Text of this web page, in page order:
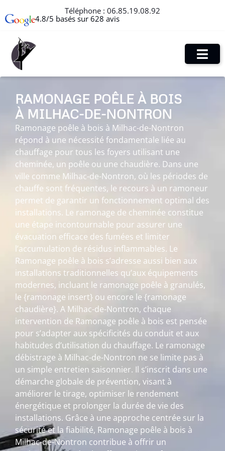
Téléphone : 06.85.19.08.92
4.8/5 basés sur 628 avis
RAMONAGE POÊLE À BOIS
À MILHAC-DE-NONTRON
Ramonage poêle à bois à Milhac-de-Nontron
répond à une nécessité fondamentale liée au
chauffage pour tous les foyers utilisant une
cheminée, un poêle ou une chaudière. Dans une
ville comme Milhac-de-Nontron, où les périodes de
chauffe sont fréquentes, le recours à un ramoneur
permet de garantir un fonctionnement optimal des
installations. Le ramonage de cheminée constitue
une étape incontournable pour assurer une
évacuation efficace des fumées et limiter
l’accumulation de résidus inflammables. Le
Ramonage poêle à bois s’adresse aussi bien aux
installations traditionnelles qu’aux équipements
modernes, incluant le ramonage poêle à granulés,
le {ramonage insert} ou encore le {ramonage
chaudière}. A Milhac-de-Nontron, chaque
intervention de Ramonage poêle à bois est pensée
pour s’adapter aux spécificités du conduit et aux
habitudes d’utilisation du chauffage. Le ramonage
débistrage à Milhac-de-Nontron ne se limite pas à
un simple entretien saisonnier. Il s’inscrit dans une
démarche globale de prévention, visant à
améliorer le tirage, optimiser le rendement
énergétique et prolonger la durée de vie des
installations. Grâce à une approche centrée sur la
sécurité et la fiabilité, Ramonage poêle à bois à
Milhac-de-Nontron contribue à offrir un